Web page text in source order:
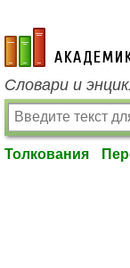
academic.ru
Словари и
Толкования